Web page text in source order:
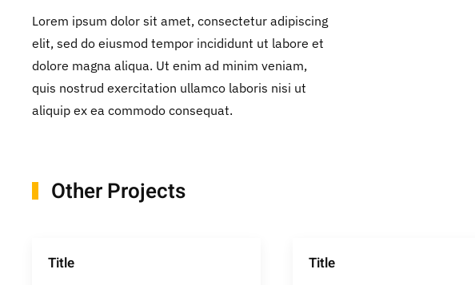
Lorem ipsum dolor sit amet, consectetur adipiscing
elit, sed do eiusmod tempor incididunt ut labore et
dolore magna aliqua. Ut enim ad minim veniam,
quis nostrud exercitation ullamco laboris nisi ut
aliquip ex ea commodo consequat.
Other Projects
Title Title